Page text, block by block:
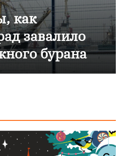
Фоторепортаж
Калининграде
эвакуировали ТЦ
сообщения о